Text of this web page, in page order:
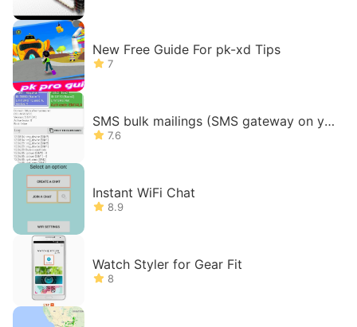
New Free Guide For pk-xd Tips
7
SMS bulk mailings (SMS gateway on yo
ur phone)
7.6
Instant WiFi Chat
8.9
Watch Styler for Gear Fit
8